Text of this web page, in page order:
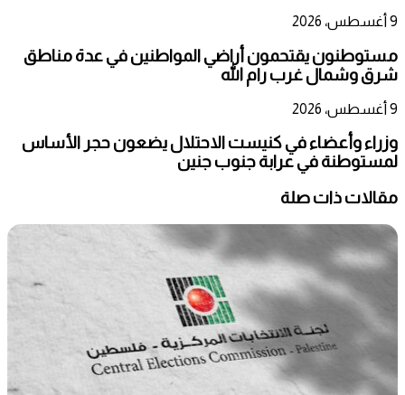
9 أغسطس، 2026
مستوطنون يقتحمون أراضي المواطنين في عدة مناطق
شرق وشمال غرب رام الله
9 أغسطس، 2026
وزراء وأعضاء في كنيست الاحتلال يضعون حجر الأساس
لمستوطنة في عرابة جنوب جنين
مقالات ذات صلة